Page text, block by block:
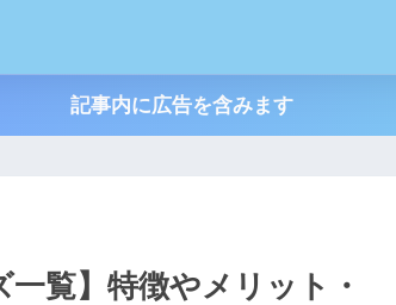
記事内に広告を含みます
一覧】特徴やメリット・